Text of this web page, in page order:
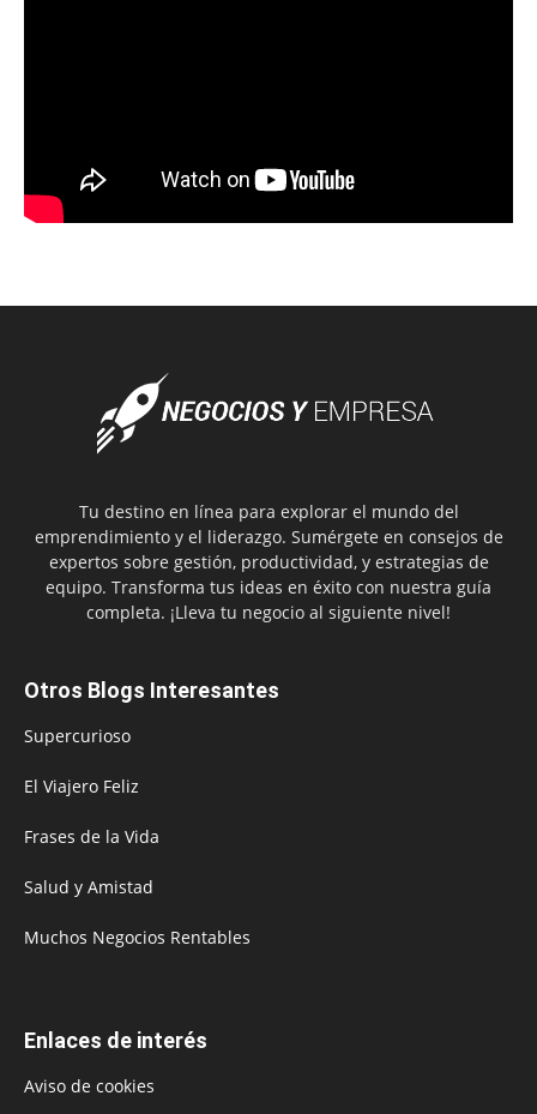
Tu destino en línea para explorar el mundo del
emprendimiento y el liderazgo. Sumérgete en consejos de
expertos sobre gestión, productividad, y estrategias de
equipo. Transforma tus ideas en éxito con nuestra guía
completa. ¡Lleva tu negocio al siguiente nivel!
Otros Blogs Interesantes
Supercurioso
El Viajero Feliz
Frases de la Vida
Salud y Amistad
Muchos Negocios Rentables
Enlaces de interés
Aviso de cookies